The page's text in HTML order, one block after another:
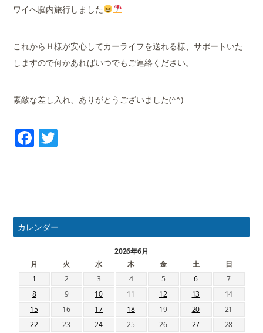
ワイへ脳内旅行しました
これからＨ様が安心してカーライフを送れる様、サポートいた
しますので何かあればいつでもご連絡ください。
素敵な差し入れ、ありがとうございました(^^)
Facebook
カレンダー
2026年6月
月
火 水 木 金 土
日
1
2 3 4 5 6
7
8
9 10 11 12 13
14
15
16 17 18 19 20
21
22
23 24 25 26 27
28